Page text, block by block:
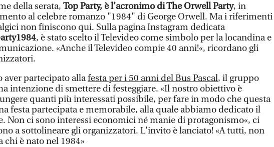
della serata, Top Party, è l’acronimo di The Orwell Party, in
al celebre romanzo "1984" di George Orwell. Ma i riferimenti
non finiscono qui. Sulla pagina Instagram dedicata
, è stato scelto il Televideo come simbolo per la locandina e
«Anche il Televideo compie 40 anni!«, ricordano gli
aver partecipato allafesta per i 50 anni del Bus Pascal, il gruppo
intenzione di smettere di festeggiare. «Il nostro obiettivo è
quanti più interessati possibile, per fare in modo che questa
festa partecipata e memorabile, alla quale abbiamo dedicato il
Non ci sono interessi economici né manie di protagonismo«, ci
a sottolineare gli organizzatori. L'invito è lanciato! «A tutti, non
chi è nato nel 1984»